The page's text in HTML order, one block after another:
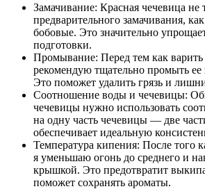
Замачивание: Красная чечевица не
предварительного замачивания,
бобовые. Это значительно
подготовки.
Промывание: Перед тем как варить
рекомендую тщательно промыть
Это поможет удалить грязь и
Соотношение воды и чечевицы:
чечевицы нужно использовать
на одну часть чечевицы — две
обеспечивает идеальную
Температура кипения: После того
я уменьшаю огонь до среднего и
крышкой. Это предотвратит
поможет сохранять ароматы.